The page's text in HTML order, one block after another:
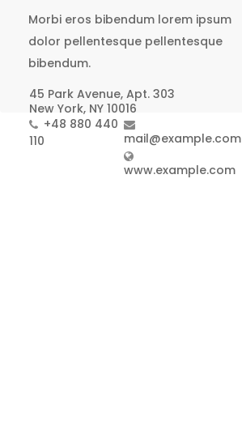
Morbi eros bibendum lorem ipsum
dolor pellentesque pellentesque
bibendum.
45 Park Avenue, Apt. 303
New York, NY 10016
+48 880 440
110
mail@example.com
www.example.com